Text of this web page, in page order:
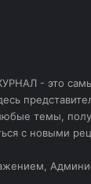
- это
темы,
с новыми